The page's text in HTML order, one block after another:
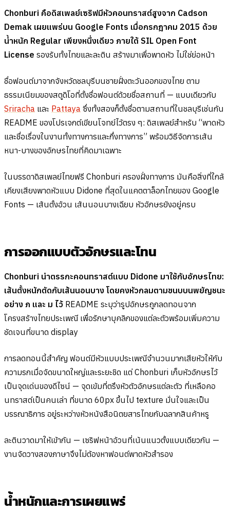
Chonburi คือดิสเพลย์เซริฟมีหัวคอนทราสต์สูงจาก Cadson
Demak เผยแพร่บน Google Fonts เมื่อกรกฎาคม 2015 ด้วย
น้ำหนัก Regular เพียงหนึ่งเดียว ภายใต้ SIL Open Font
License รองรับทั้งไทยและละติน สร้างมาเพื่อพาดหัว ไม่ใช่ย่อหน้า
ชื่อฟอนต์มาจากจังหวัดชลบุรีบนชายฝั่งตะวันออกของไทย ตาม
ธรรมเนียมของสตูดิโอที่ตั้งชื่อฟอนต์ด้วยชื่อสถานที่ — แบบเดียวกับ
Sriracha และ Pattaya ซึ่งทั้งสองก็ตั้งชื่อตามสถานที่ในชลบุรีเช่นกัน
README ของโปรเจกต์เขียนโจทย์ไว้ตรง ๆ: ดิสเพลย์สำหรับ “พาดหัว
และชื่อเรื่องในงานทั้งทางการและกึ่งทางการ” พร้อมวิธีจัดการเส้น
หนา-บางของอักษรไทยที่คิดมาเฉพาะ
ในบรรดาดิสเพลย์ไทยฟรี Chonburi ครองฝั่งทางการ มันคือสิ่งที่ใกล้
เคียงเสียงพาดหัวแบบ Didone ที่สุดในแคตตาล็อกไทยของ Google
Fonts — เส้นตั้งอ้วน เส้นนอนบางเฉียบ หัวอักษรยังอยู่ครบ
การออกแบบตัวอักษรและโทน
Chonburi นำตรรกะคอนทราสต์แบบ Didone มาใช้กับอักษรไทย:
เส้นตั้งหนักตัดกับเส้นนอนบาง โดยคงหัวกลมตามขนบบนพยัญชนะ
อย่าง ภ และ ม ไว้ README ระบุว่ารูปอักษรถูกลดทอนจาก
โครงสร้างไทยประเพณี เพื่อรักษาบุคลิกของแต่ละตัวพร้อมเพิ่มความ
ชัดเจนที่ขนาด display
การลดทอนนี้สำคัญ ฟอนต์มีหัวแบบประเพณีจำนวนมากเสียหัวให้กับ
ความรกเมื่อจัดขนาดใหญ่และระยะชิด แต่ Chonburi เก็บหัวอักษรไว้
เป็นจุดเด่นของดีไซน์ — จุดเข้มที่ตรึงหัวตัวอักษรแต่ละตัว ที่เหลือคอ
นทราสต์เป็นคนเล่า ที่ขนาด 60px ขึ้นไป texture มั่นใจและเป็น
บรรณาธิการ อยู่ระหว่างหัวหนังสือนิตยสารไทยกับฉลากสินค้าหรู
ละตินวาดมาให้เข้ากัน — เซริฟหน้าอ้วนที่เน้นแนวตั้งแบบเดียวกัน —
งานจัดวางสองภาษาจึงไม่ต้องหาฟอนต์พาดหัวสำรอง
น้ำหนักและการเผยแพร่